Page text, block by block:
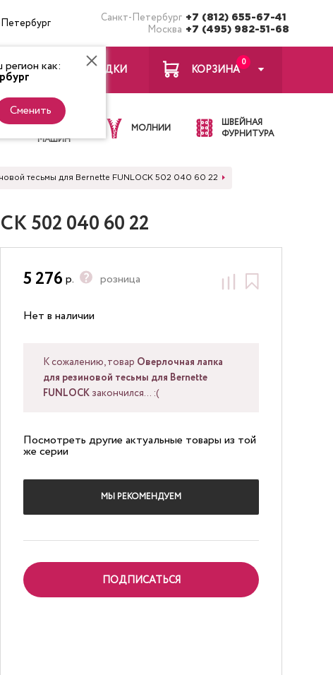
Санкт-Петербург +7 (812) 655-67-41
Москва +7 (495) 982-51-68
как:
Сменить
ЗАКЛАДКИ
0
КОРЗИНА
ИГЛЫ ДЛЯ
ШВЕЙНЫХ
МАШИН
МОЛНИИ
ШВЕЙНАЯ
ФУРНИТУРА
тесьмы для Bernette FUNLOCK 502 040 60 22
502 040 60 22
5 276 р. розница
Нет в наличии
К сожалению, товар Оверлочная лапка
для резиновой тесьмы для Bernette
FUNLOCK закончился... :(
Посмотреть другие актуальные товары из той
же серии
МЫ РЕКОМЕНДУЕМ
ПОДПИСАТЬСЯ